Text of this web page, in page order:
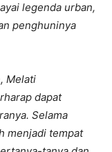
legenda urban,
penghuninya
Melati
dapat
Selama
menjadi tempat